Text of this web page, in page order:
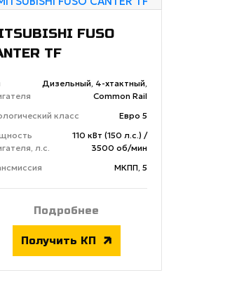
FUSO
TF
Дизельный, 4-хтактный,
Common Rail
класс
Евро 5
л.с.
110 кВт (150 л.с.) /
3500 об/мин
МКПП, 5
Подробнее
Получить КП